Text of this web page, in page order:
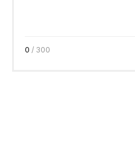
0 / 300